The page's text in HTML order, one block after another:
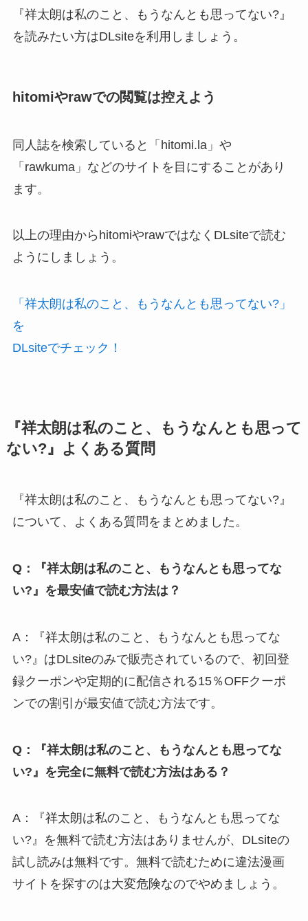
『祥太朗は私のこと、もうなんとも思ってない?』
を読みたい方はDLsiteを利用しましょう。
hitomiやrawでの閲覧は控えよう
同人誌を検索していると「hitomi.la」や
「rawkuma」などのサイトを目にすることがあり
ます。
以上の理由からhitomiやrawではなくDLsiteで読む
ようにしましょう。
「祥太朗は私のこと、もうなんとも思ってない?」
を
DLsiteでチェック！
『祥太朗は私のこと、もうなんとも思って
ない?』よくある質問
『祥太朗は私のこと、もうなんとも思ってない?』
について、よくある質問をまとめました。
Q：『祥太朗は私のこと、もうなんとも思ってな
い?』を最安値で読む方法は？
A：『祥太朗は私のこと、もうなんとも思ってな
い?』はDLsiteのみで販売されているので、初回登
録クーポンや定期的に配信される15％OFFクーポ
ンでの割引が最安値で読む方法です。
Q：『祥太朗は私のこと、もうなんとも思ってな
い?』を完全に無料で読む方法はある？
A：『祥太朗は私のこと、もうなんとも思ってな
い?』を無料で読む方法はありませんが、DLsiteの
試し読みは無料です。無料で読むために違法漫画
サイトを探すのは大変危険なのでやめましょう。